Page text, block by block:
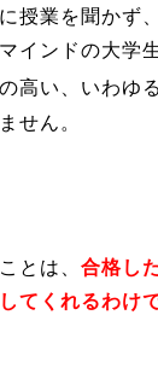
授業を聞かず
インドの大学
高い、いわゆる
せん。
とは、 合格し
てくれるわけ